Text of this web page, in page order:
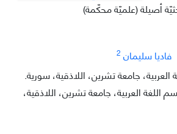
أصيلة (علميّة محكّمة)
فاديا سليمان 2
جامعة تشرين، اللاذقية، سورية.
اللغة العربية، جامعة تشرين، اللاذقية،